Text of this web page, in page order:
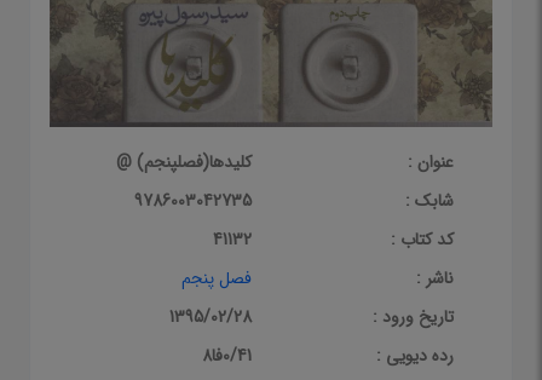
عنوان :
کلیدها(فصل‎پنجم) @
شابک :
9786003042735
کد کتاب :
41132
ناشر :
فصل پنجم
تاریخ ورود :
1395/02/28
رده دیویی :
0/41فا8